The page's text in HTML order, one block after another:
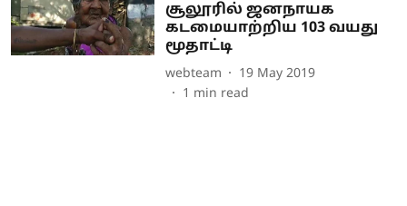
சூலூரில் ஜனநாயக
கடமையாற்றிய 103 வயது
மூதாட்டி
webteam
19 May 2019
1 min read